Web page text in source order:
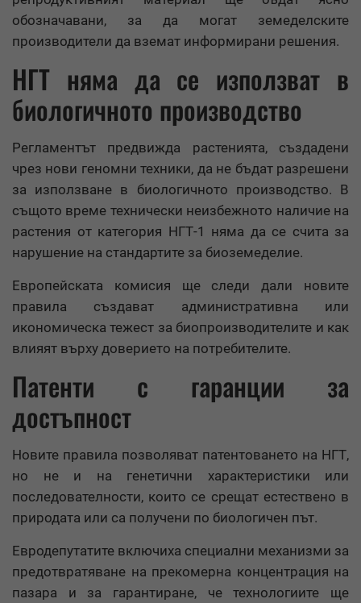
обозначавани, за да могат земеделските
производители да вземат информирани решения.
НГТ няма да се използват в
биологичното производство
Регламентът предвижда растенията, създадени
чрез нови геномни техники, да не бъдат разрешени
за използване в биологичното производство. В
същото време технически неизбежното наличие на
растения от категория НГТ-1 няма да се счита за
нарушение на стандартите за биоземеделие.
Европейската комисия ще следи дали новите
правила създават административна или
икономическа тежест за биопроизводителите и как
влияят върху доверието на потребителите.
Патенти с гаранции за
достъпност
Новите правила позволяват патентоването на НГТ,
но не и на генетични характеристики или
последователности, които се срещат естествено в
природата или са получени по биологичен път.
Евродепутатите включиха специални механизми за
предотвратяване на прекомерна концентрация на
пазара и за гарантиране, че технологиите ще